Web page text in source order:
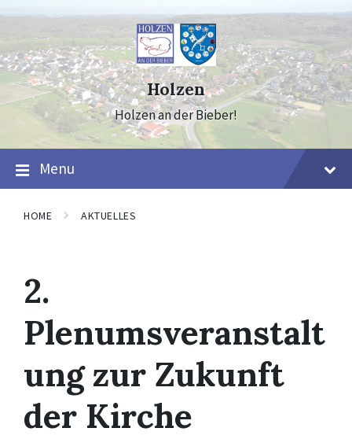
to
content
to
navigation
to
footer
Holzen
Holzen an der Bieber!
Menu
HOME AKTUELLES
2.
Plenumsveranstalt
ung zur Zukunft
der Kirche